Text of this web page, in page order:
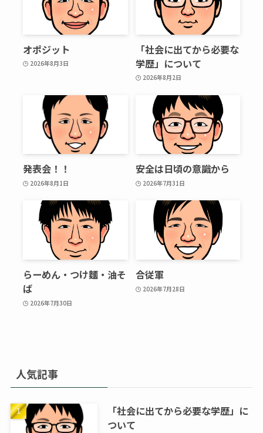
オポジット
2026年8月3日
「社会に出てから必要な
学歴」について
2026年8月2日
発表会！！
2026年8月1日
安全は日頃の意識から
2026年7月31日
らーめん・つけ麵・油そ
ば
2026年7月30日
合従軍
2026年7月28日
人気記事
「社会に出てから必要な学歴」に
ついて